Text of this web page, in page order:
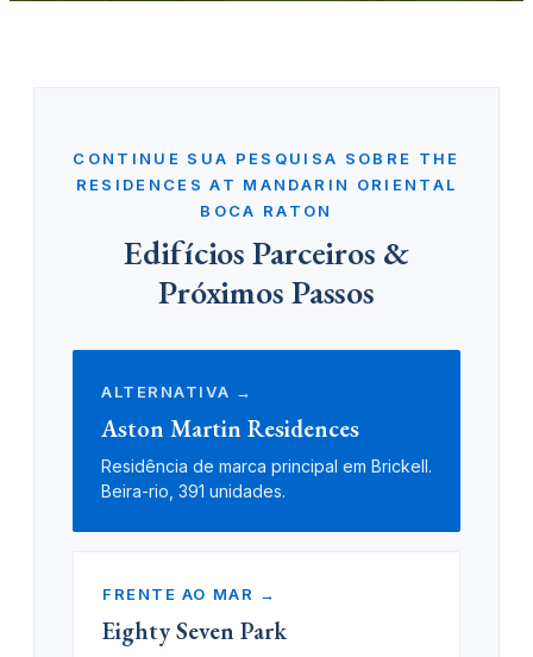
CONTINUE SUA PESQUISA SOBRE THE
RESIDENCES AT MANDARIN ORIENTAL
BOCA RATON
Edifícios Parceiros &
Próximos Passos
ALTERNATIVA →
Aston Martin Residences
Residência de marca principal em Brickell.
Beira-rio, 391 unidades.
FRENTE AO MAR →
Eighty Seven Park